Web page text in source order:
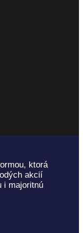
ktorá
akcií
i majoritnú